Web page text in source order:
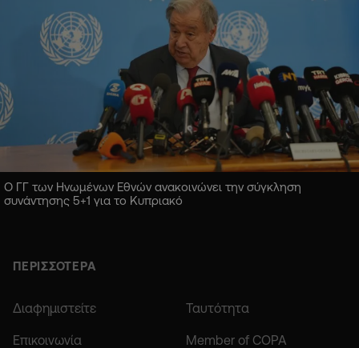
Ο ΓΓ των Ηνωμένων Εθνών ανακοινώνει την σύγκληση
συνάντησης 5+1 για το Κυπριακό
ΠΕΡΙΣΣΟΤΕΡΑ
Διαφημιστείτε Ταυτότητα
Επικοινωνία Member of COPA